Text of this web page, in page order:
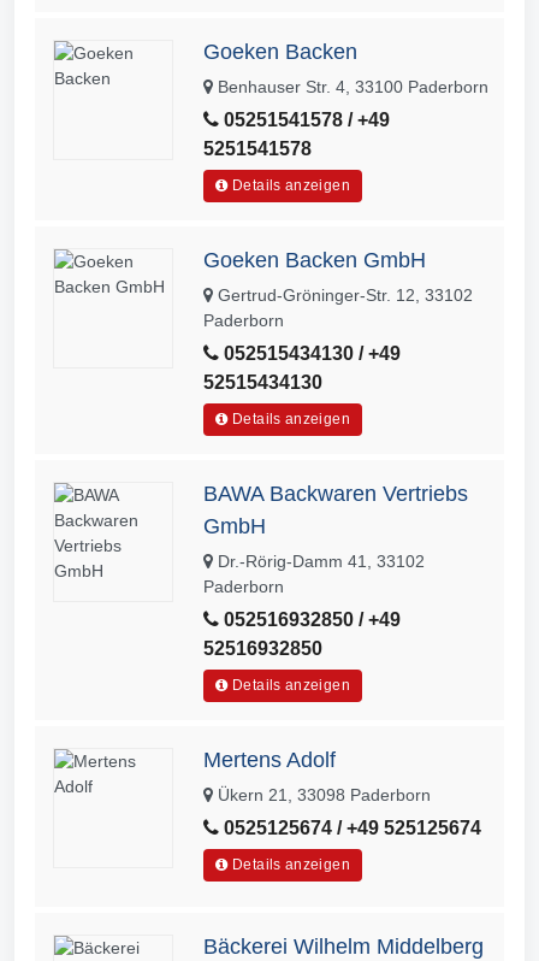
Goeken Backen
Benhauser Str. 4, 33100 Paderborn
05251541578 / +49
5251541578
Details anzeigen
Goeken Backen GmbH
Gertrud-Gröninger-Str. 12, 33102
Paderborn
052515434130 / +49
52515434130
Details anzeigen
BAWA Backwaren Vertriebs
GmbH
Dr.-Rörig-Damm 41, 33102
Paderborn
052516932850 / +49
52516932850
Details anzeigen
Mertens Adolf
Ükern 21, 33098 Paderborn
0525125674 / +49 525125674
Details anzeigen
Bäckerei Wilhelm Middelberg